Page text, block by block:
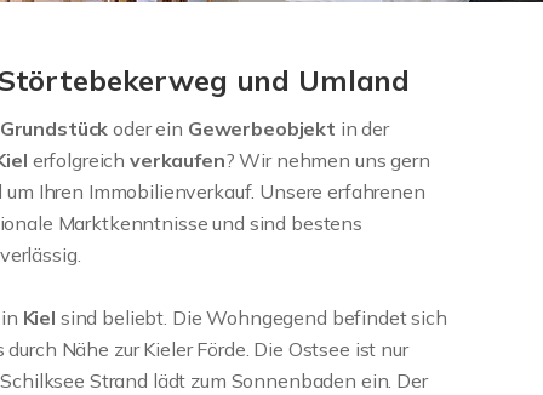
und Umland
Grundstückoder ein Gewerbeobjekt in der
erfolgreichverkaufen? Wir nehmen uns gern
Ihren Immobilienverkauf. Unsere erfahrenen
Marktkenntnisse und sind bestens
in Kiel sind beliebt. Die Wohngegend befindet sich
Nähe zur Kieler Förde. Die Ostsee ist nur
Strand lädt zum Sonnenbaden ein. Der